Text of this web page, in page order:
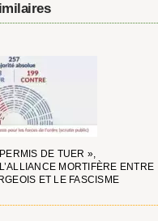
DE TUER »,
MORTIFÈRE ENTRE
ET LE FASCISME